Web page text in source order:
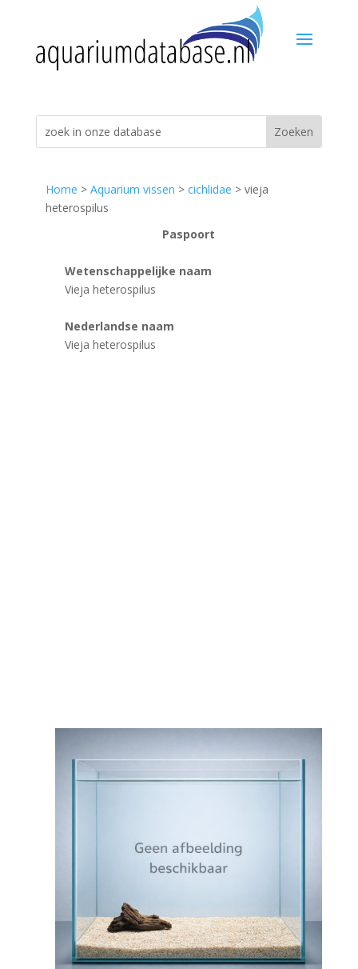
Home > Aquarium vissen > cichlidae > vieja
heterospilus
Paspoort
Wetenschappelijke naam
Vieja heterospilus
Nederlandse naam
Vieja heterospilus